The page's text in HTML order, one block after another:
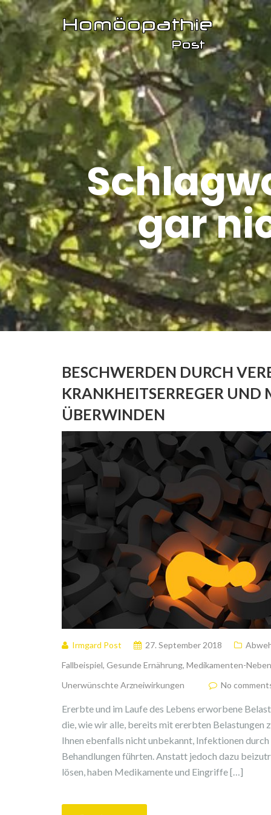
gar
BESCHWERDEN DURCH
KRANKHEITSERREGER
ÜBERWINDEN
Irmgard Post 27. September 2018
Fallbeispiel, Gesunde Ernährung, Medikamenten-
Unerwünschte Arzneiwirkungen
No
Ererbte und im Laufe des Lebens erworbene
die, wie wir alle, bereits mit ererbten Belastungen
Ihnen ebenfalls nicht unbekannt, Infektionen
Behandlungen führten. Anstatt jedoch dazu
lösen, haben Medikamente und Eingriffe […]